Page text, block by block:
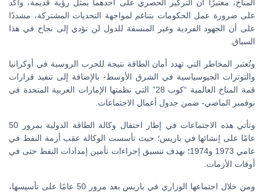
المناخ، معتبرًا أن التركيز الحصري على أحدهما يمثل رؤية قديمة، وأكد
على ضرورة عمل الحكومات بتناغم لمواجهة التحديات المشتركة، مشددًا
على أن الجهود الفردية وغير المنسقة للدول لن تؤدي إلى نجاح في هذا
السياق.
وتُعتبر المخاطر التي تهدد أمان الطاقة نتيجة للحرب الروسية في أوكرانيا
والتوترات الجيوسياسية في الشرق الأوسط- بالإضافة إلى تنفيذ قرارات
قمة المناخ العالمية “كوب 28” التي نظمتها الإمارات العربية المتحدة في
نوفمبر الماضي- ضمن جدول أعمال الاجتماعات.
وتأتي هذه الاجتماعات في إطار احتفال وكالة الطاقة الدولية بمرور 50
عامًا على إنشائها في باريس؛ حيث تأسست الوكالة عقب أزمة النفط في
عامي 1973 و1974؛ بهدف تنسيق إجراءات تأمين إمدادات النفط حتى في
أوقات الأزمات.
ومن خلال اجتماعها الوزاري في باريس بعد مرور 50 عامًا على تأسيسها،